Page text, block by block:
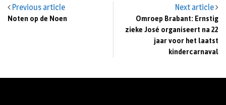
Previous article
Noten op de Noen
Next article
Omroep Brabant: Ernstig
zieke José organiseert na 22
jaar voor het laatst
kindercarnaval